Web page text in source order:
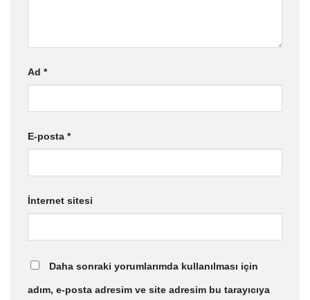
Ad *
E-posta *
İnternet sitesi
Daha sonraki yorumlarımda kullanılması için
adım, e-posta adresim ve site adresim bu tarayıcıya